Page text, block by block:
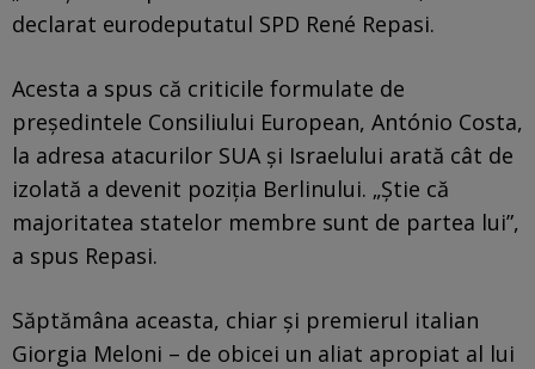
declarat eurodeputatul SPD René Repasi.
Acesta a spus că criticile formulate de
președintele Consiliului European, António Costa,
la adresa atacurilor SUA și Israelului arată cât de
izolată a devenit poziția Berlinului. „Știe că
majoritatea statelor membre sunt de partea lui”,
a spus Repasi.
Săptămâna aceasta, chiar și premierul italian
Giorgia Meloni – de obicei un aliat apropiat al lui